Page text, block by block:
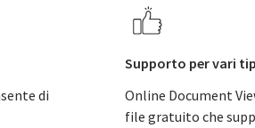
di
Supporto per vari
Online Document
file gratuito che